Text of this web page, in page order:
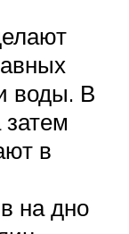
воды. В
в
на дно